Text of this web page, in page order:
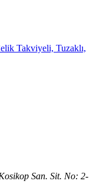
Takviyeli, Tuzaklı,
San. Sit. No: 2-